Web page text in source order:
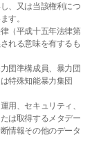
、又は当該権利につ
す。
（平成十五年法律第
れる意味を有するも
団準構成員、暴力団
特殊知能暴力集団
用、セキュリティ、
は取得するメタデー
情報その他のデータ